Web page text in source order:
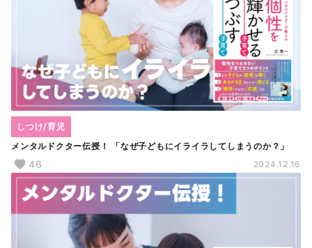
メンタルドクター伝授！ 「なぜ子どもにイライラしてしまうのか？」
しつけ/育児
46 2024.12.16